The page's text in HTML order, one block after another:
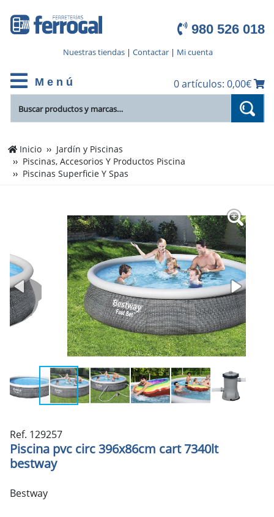
980 526 018
Nuestras tiendas| Contactar| Mi cuenta
M e n ú 0 artículos: 0,00€
Inicio
Jardín y Piscinas
Piscinas, Accesorios Y Productos Piscina
Piscinas Superficie Y Spas
Ref. 129257
Piscina pvc circ 396x86cm cart 7340lt
bestway
Bestway